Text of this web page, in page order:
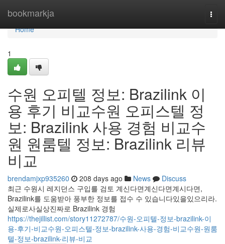
bookmarkja
Home
Home
1
수원 오피텔 정보: Brazilink 이
용 후기 비교수원 오피스텔 정
보: Brazilink 사용 경험 비교수
원 원룸텔 정보: Brazilink 리뷰
비교
brendamjxp935260 208 days ago News
Discuss
최근 수원시 레지던스 구입를 검토 계신다면계신다면계시다면,
Brazilink를 도움받아 풍부한 정보를 접수 수 있습니다있을있으리라.
실제로사실상진짜로 Brazilink 경험
https://thejillist.com/story11272787/수원-오피텔-정보-brazilink-이
용-후기-비교수원-오피스텔-정보-brazilink-사용-경험-비교수원-원룸
텔-정보-brazilink-리뷰-비교